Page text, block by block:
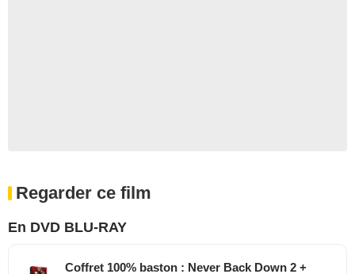
Regarder ce film
En DVD BLU-RAY
Coffret 100% baston : Never Back Down 2 +